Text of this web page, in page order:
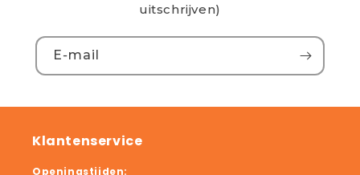
uitschrijven)
E‑mail
Klantenservice
Openingstijden: